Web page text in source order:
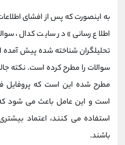
به اینصورت که پس از افشای
اطلاع رسانی» در سایت کدال،
تحلیلگران شناخته شده پیش آمده
سوالات را مطرح کرده است. نکته
مطرح شده این است که پروفایل
است و این عامل باعث می شود که
استفاده می کنند، اعتماد
باشند.